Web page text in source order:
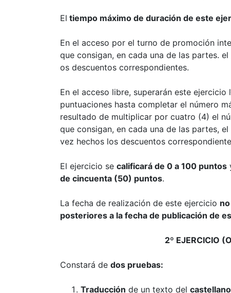
El tiempo máximo de duración de este
En el acceso por el turno de promoción
que consigan, en cada una de las partes.
os descuentos correspondientes.
En el acceso libre, superarán este
puntuaciones hasta completar el número
resultado de multiplicar por cuatro (4) el
que consigan, en cada una de las partes,
vez hechos los descuentos
El ejercicio se calificará de 0 a 100 puntos
de cincuenta (50) puntos.
La fecha de realización de este ejercicio
posteriores a la fecha de publicación de
2º EJERCICIO
Constará de dos pruebas:
Traducción de un texto del